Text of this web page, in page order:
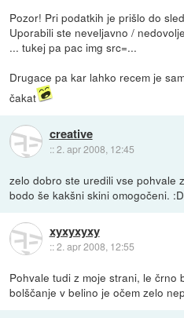
Pozor! Pri podatkih je prišlo do
Uporabili ste neveljavno /
... tukej pa pac img src=...
Drugace pa kar lahko recem je
čakat
creative
::2. apr 2008, 12:45
zelo dobro ste uredili vse pohvale
bodo še kakšni skini omogočeni. :D
xyxyxyxy
::2. apr 2008, 12:55
Pohvale tudi z moje strani, le črno
bolščanje v belino je očem zelo